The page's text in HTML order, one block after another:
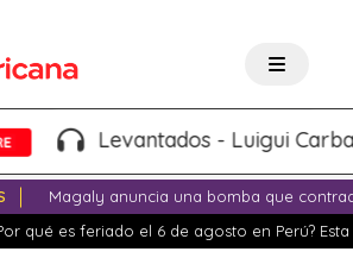
Levantados - Luigui Carbajal y
Magaly anuncia una bomba que
qué es feriado el 6 de agosto en Perú?